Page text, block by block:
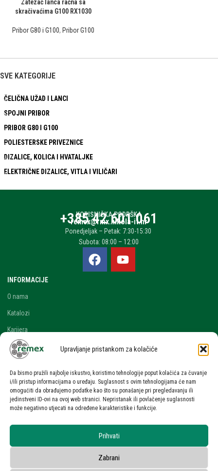
Upravljanje pristankom za kolačiće
Da bismo pružili najbolje iskustvo, koristimo tehnologije poput kolačića za čuvanje
i/ili pristup informacijama o uređaju. Suglasnost s ovim tehnologijama će nam
omogućiti da obrađujemo podatke kao što su ponašanje pri pregledavanju ili
jedinstveni ID-ovi na ovoj web stranici. Nepristanak ili povlačenje suglasnosti
može negativno utjecati na određene karakteristike i funkcije.
Prihvati
Zabrani
Zatezač lanca račna sa
skračivaćima G100 RX1030
Pribor G80 i G100, Pribor G100
SVE KATEGORIJE
ČELIČNA UŽAD I LANCI
SPOJNI PRIBOR
PRIBOR G80 I G100
POLIESTERSKE PRIVEZNICE
DIZALICE, KOLICA I HVATALJKE
ELEKTRIČNE DIZALICE, VITLA I VILIČARI
KORISNIČKA PODRŠKA
+385 42 601 061
remex@rmx.nikola-it.hr
Ponedjeljak – Petak: 7:30-15:30
Subota: 08:00 – 12:00
INFORMACIJE
O nama
Katalozi
Karijera
Blog i novosti
RAČUN
Moj račun
Zahtjev za ponudom
UVJETI KORIŠTENJA
Uvjeti korištenja stranice